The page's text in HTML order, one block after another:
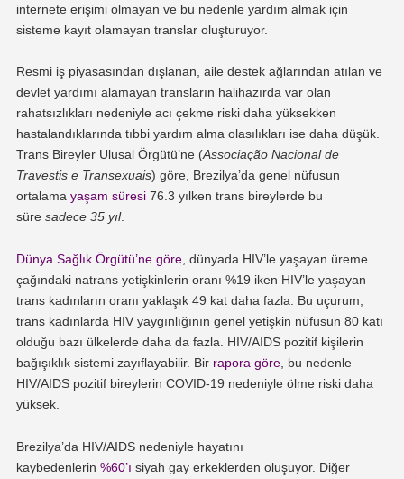
internete erişimi olmayan ve bu nedenle yardım almak için
sisteme kayıt olamayan translar oluşturuyor.
Resmi iş piyasasından dışlanan, aile destek ağlarından atılan ve
devlet yardımı alamayan transların halihazırda var olan
rahatsızlıkları nedeniyle acı çekme riski daha yüksekken
hastalandıklarında tıbbi yardım alma olasılıkları ise daha düşük.
Trans Bireyler Ulusal Örgütü’ne (Associação Nacional de
Travestis e Transexuais) göre, Brezilya’da genel nüfusun
ortalama yaşam süresi76.3 yılken trans bireylerde bu
süre sadece 35 yıl.
Dünya Sağlık Örgütü’ne göre, dünyada HIV’le yaşayan üreme
çağındaki natrans yetişkinlerin oranı %19 iken HIV’le yaşayan
trans kadınların oranı yaklaşık 49 kat daha fazla. Bu uçurum,
trans kadınlarda HIV yaygınlığının genel yetişkin nüfusun 80 katı
olduğu bazı ülkelerde daha da fazla. HIV/AIDS pozitif kişilerin
bağışıklık sistemi zayıflayabilir. Bir rapora göre, bu nedenle
HIV/AIDS pozitif bireylerin COVID-19 nedeniyle ölme riski daha
yüksek.
Brezilya’da HIV/AIDS nedeniyle hayatını
kaybedenlerin %60’ı siyah gay erkeklerden oluşuyor. Diğer